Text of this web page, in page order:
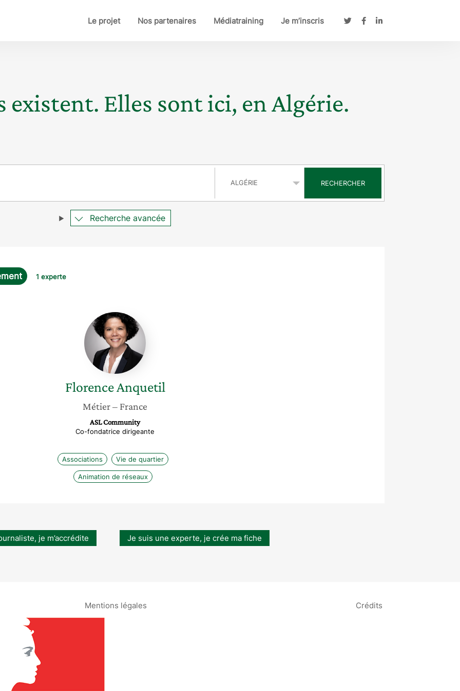
Le projet Nos partenaires Médiatraining Je m’inscris
existent. Elles sont ici, en Algérie.
RECHERCHER
Recherche avancée
1 experte
Florence
Anquetil
FlorenceAnquetil
Métier– France
ASL Community
Co-fondatrice dirigeante
Associations Vie de quartier
Animation de réseaux
je m’accrédite Je suis une experte, je crée ma fiche
Mentions légales Crédits